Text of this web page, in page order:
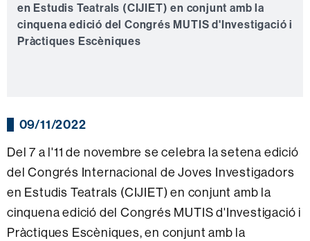
en Estudis Teatrals (CIJIET) en conjunt amb la
cinquena edició del Congrés MUTIS d'Investigació i
Pràctiques Escèniques
09/11/2022
Del 7 a l'11 de novembre se celebra la setena edició
del Congrés Internacional de Joves Investigadors
en Estudis Teatrals (CIJIET) en conjunt amb la
cinquena edició del Congrés MUTIS d'Investigació i
Pràctiques Escèniques, en conjunt amb la